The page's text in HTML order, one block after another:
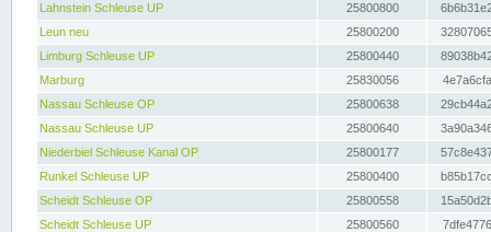
Lahnstein Schleuse UP
25800800
Leun neu
25800200
Limburg Schleuse UP
25800440
Marburg
25830056
Nassau Schleuse OP
25800638
Nassau Schleuse UP
25800640
Niederbiel Schleuse Kanal OP
25800177
Runkel Schleuse UP
25800400
Scheidt Schleuse OP
25800558
Scheidt Schleuse UP
25800560